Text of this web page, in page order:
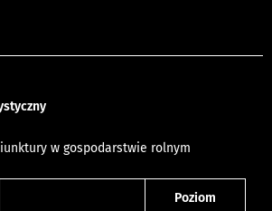
w gospodarstwie rolnym
Poziom